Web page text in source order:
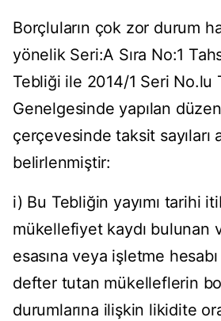
Borçluların çok zor durum
yönelik Seri:A Sıra No:1
Tebliği ile 2014/1 Seri No.lu
Genelgesinde yapılan
çerçevesinde taksit sayıları
belirlenmiştir:
i) Bu Tebliğin yayımı tarihi
mükellefiyet kaydı bulunan
esasına veya işletme
defter tutan mükelleflerin
durumlarına ilişkin likidite